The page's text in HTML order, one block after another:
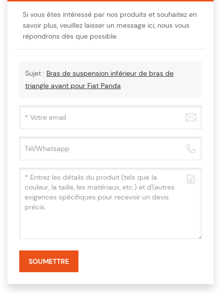
Si vous êtes intéressé par nos produits et souhaitez en
savoir plus, veuillez laisser un message ici, nous vous
répondrons dès que possible.
Sujet : Bras de suspension inférieur de bras de
triangle avant pour Fiat Panda
SOUMETTRE